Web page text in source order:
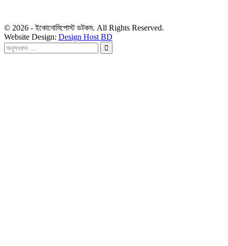
© 2026 - ইকোনোমিপোস্ট ডটকম. All Rights Reserved.
Website Design: Design Host BD